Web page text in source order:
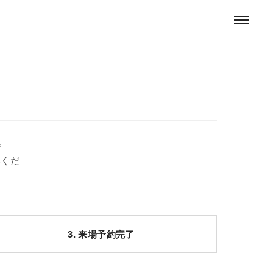
だ
3. 来場予約完了